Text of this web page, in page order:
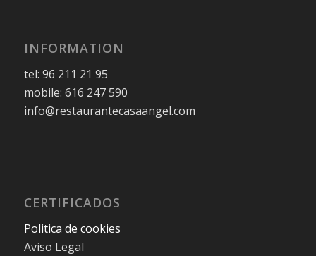
INFORMATION
tel: 96 211 21 95
mobile: 616 247 590
info@restaurantecasaangel.com
CERTIFICADOS
Politica de cookies
Aviso Legal